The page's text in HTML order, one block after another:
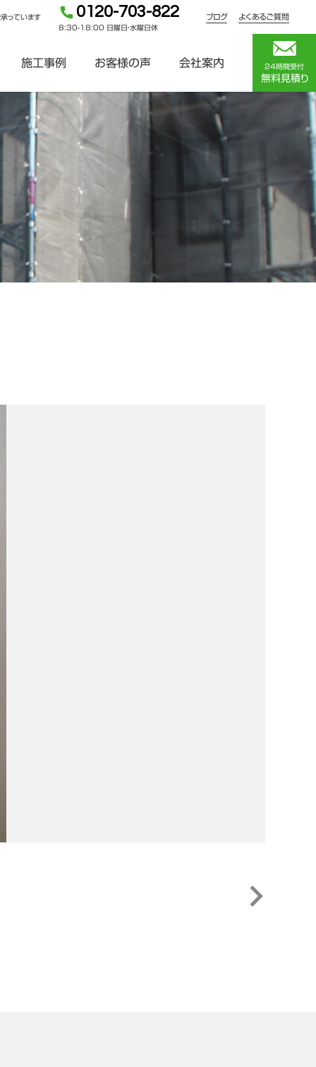
っています 0120-703-822
8:30-18:00 日曜日・水曜日休
ブログ よくあるご質問
施工事例 お客様の声 会社案内 24時間受付
無料見積り